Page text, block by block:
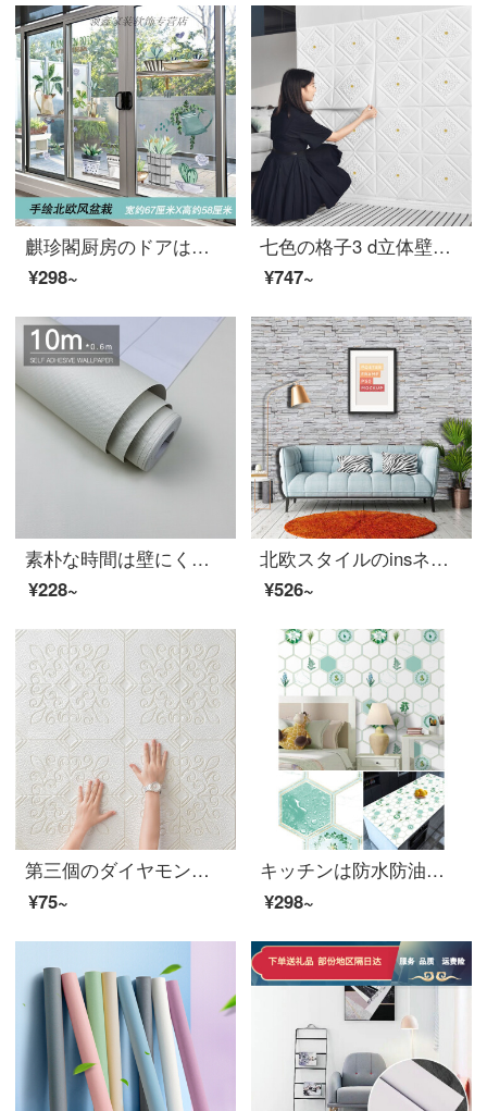
麒珍閣厨房のドアは障子のガラスのシールを押します。3 D立体壁の貼る絵はリビングガラスの扉のシールを貼ります。台所は障子を押して壁を飾ります。創意的な窓の模様は北欧風の盆栽が特大です。
¥298~
七色の格子3 d立体壁は屋上のリビングルームの天井に貼って壁紙を掛けます。壁に貼って暖かい寝室のテレビ背景の壁に貼って、自分で貼って防湿壁に貼ります。10枚の壁に貼ってください。白い70 cm*70 cmはダイヤモンドを持っていません。
¥747~
素朴な時間は壁にくっついて無地の壁紙を貼ります。防水防湿ステッカーを貼ります。リビングテレビの背景壁ステッカーを貼ります。
¥228~
北欧スタイルのinsネットの赤いミルクティーの服の店の客間の背景の壁紙はレストランの理髪店の防水A 1209 10メートルの長い*45幅だけの壁紙にくっつきます。
¥526~
第三個のダイヤモンド3 D立体背景壁紙は天然痘の天井に貼って、自分で貼るシールを貼ります。リビングルームの壁壁には洋風北欧風心菱-白【厚さ5 MM】70 cm幅*70 cm長さがあります。
¥75~
キッチンは防水防油北欧風の壁シールを貼ってから、自分で防水防湿浴室の台所の防油壁紙を貼って、家庭用の軽い斜めに貼ります。【0.6*5メートル】壁紙だけです。
¥298~